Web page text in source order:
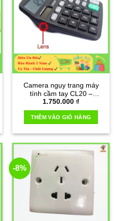
Camera ngụy trang máy
tính cầm tay CL20 –
Camera Full HD Wifi
1.750.000 ₫
THÊM VÀO GIỎ HÀNG
-8%